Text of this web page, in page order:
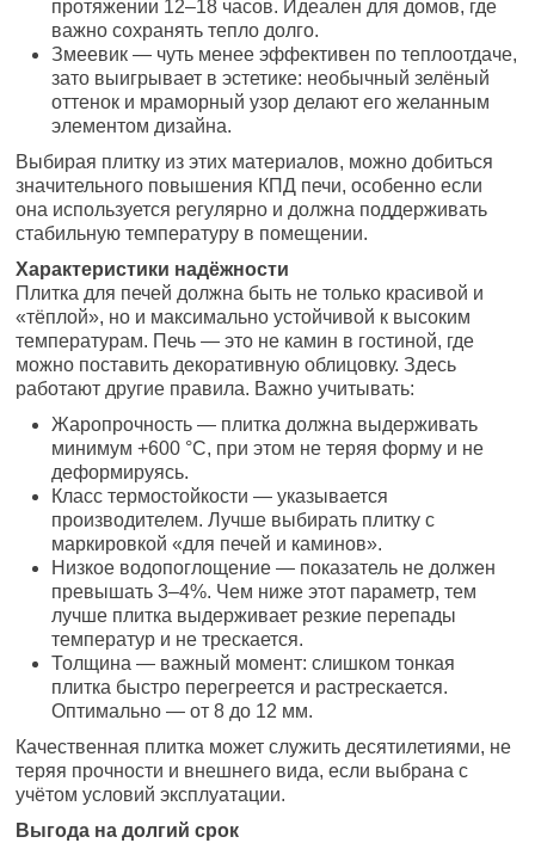
протяжении 12–18 часов. Идеален для домов, где
важно сохранять тепло долго.
Змеевик — чуть менее эффективен по теплоотдаче,
зато выигрывает в эстетике: необычный зелёный
оттенок и мраморный узор делают его желанным
элементом дизайна.
Выбирая плитку из этих материалов, можно добиться
значительного повышения КПД печи, особенно если
она используется регулярно и должна поддерживать
стабильную температуру в помещении.
Характеристики надёжности
Плитка для печей должна быть не только красивой и
«тёплой», но и максимально устойчивой к высоким
температурам. Печь — это не камин в гостиной, где
можно поставить декоративную облицовку. Здесь
работают другие правила. Важно учитывать:
Жаропрочность — плитка должна выдерживать
минимум +600 °C, при этом не теряя форму и не
деформируясь.
Класс термостойкости — указывается
производителем. Лучше выбирать плитку с
маркировкой «для печей и каминов».
Низкое водопоглощение — показатель не должен
превышать 3–4%. Чем ниже этот параметр, тем
лучше плитка выдерживает резкие перепады
температур и не трескается.
Толщина — важный момент: слишком тонкая
плитка быстро перегреется и растрескается.
Оптимально — от 8 до 12 мм.
Качественная плитка может служить десятилетиями, не
теряя прочности и внешнего вида, если выбрана с
учётом условий эксплуатации.
Выгода на долгий срок